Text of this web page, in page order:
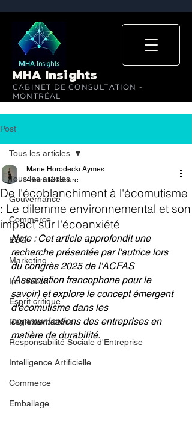
MHA Insights
CABINET DE CONSULTATION -
MONTRÉAL
Post
Tous les articles
Gouvernance
Commerce
ESG
Marketing
Innovation
Esprit critique
Règlementations
Responsabilité Sociale d'Entreprise
Intelligence Artificielle
Commerce
Emballage
Tous les articles
De l'écoblanchiment à l'écomutisme
: Le dilemme environnemental et son
impact sur l'écoanxiété
Marie Horodecki Aymes
4 min de lecture
Note : Cet article approfondit une
recherche présentée par l'autrice lors
du congrès 2025 de l'ACFAS
(Association francophone pour le
savoir) et explore le concept émergent
d'écomutisme dans les
communications des entreprises en
matière de durabilité.